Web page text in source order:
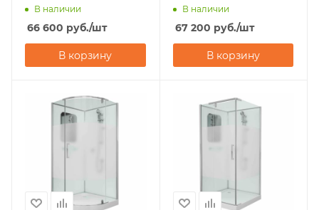
В наличии
66 600 руб./шт
В корзину
В наличии
67 200 руб./шт
В корзину